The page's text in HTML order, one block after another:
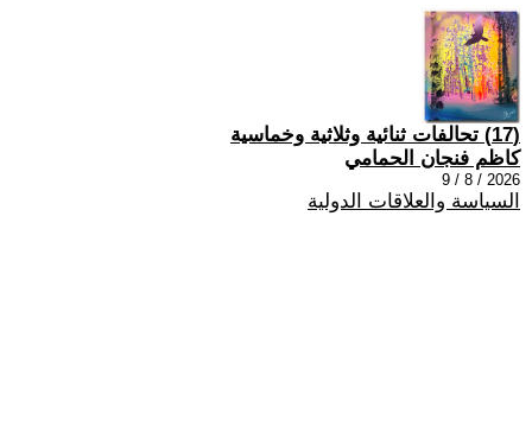
(17) تحالفات ثنائية وثلاثية وخماسية
كاظم فنجان الحمامي
2026 / 8 / 9
السياسة والعلاقات الدولية